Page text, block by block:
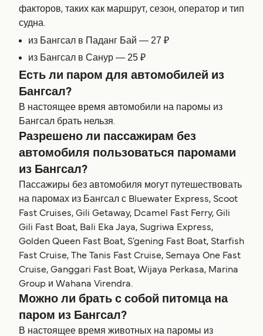
факторов, таких как маршрут, сезон, оператор и тип
судна.
из Бангсал в Паданг Бай — 27 ₽
из Бангсал в Санур — 25 ₽
Есть ли паром для автомобилей из
Бангсал?
В настоящее время автомобили на паромы из
Бангсал брать нельзя.
Разрешено ли пассажирам без
автомобиля пользоваться паромами
из Бангсал?
Пассажиры без автомобиля могут путешествовать
на паромах из Бангсал с Bluewater Express, Scoot
Fast Cruises, Gili Getaway, Dcamel Fast Ferry, Gili
Gili Fast Boat, Bali Eka Jaya, Sugriwa Express,
Golden Queen Fast Boat, S'gening Fast Boat, Starfish
Fast Cruise, The Tanis Fast Cruise, Semaya One Fast
Cruise, Ganggari Fast Boat, Wijaya Perkasa, Marina
Group и Wahana Virendra.
Можно ли брать с собой питомца на
паром из Бангсал?
В настоящее время животных на паромы из